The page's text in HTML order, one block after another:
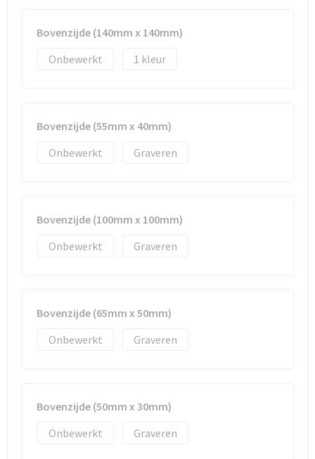
Toilettassen
Bovenzijde (140mm x 140mm)
Onbewerkt
1
Bovenzijde (55mm x 40mm)
Onbewerkt
Graveren
Bovenzijde (100mm x 100mm)
Onbewerkt
Graveren
Bovenzijde (65mm x 50mm)
Onbewerkt
Graveren
Bovenzijde (50mm x 30mm)
Onbewerkt
Graveren